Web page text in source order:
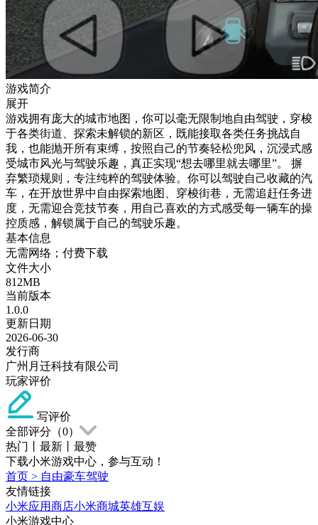
游戏简介
展开
游戏拥有庞大的城市地图，你可以毫无限制地自由驾驶，穿梭
于各类街道、探索未解锁的新区，既能接取各类任务挑战自
我，也能抛开所有束缚，按照自己的节奏轻松兜风，沉浸式感
受城市风光与驾驶乐趣，真正实现“想去哪里就去哪里”。 摒
弃繁琐规则，专注纯粹的驾驶体验。你可以驾驶自己收藏的汽
车，在开放世界中自由探索地图、穿梭街巷，无需追赶任务进
度，无需迎合竞技节奏，用自己喜欢的方式感受每一辆车的操
控质感，解锁属于自己的驾驶乐趣。
基本信息
无需网络；付费下载
文件大小
812MB
当前版本
1.0.0
更新日期
2026-06-30
发行商
广州月迁科技有限公司
玩家评价
写评价
全部评分（0）
热门
最新
最赞
下载小米游戏中心，参与互动！
首页 > 自由豪车驾驶
友情链接
小米应用商店小米商城英雄互娱
小米游戏中心